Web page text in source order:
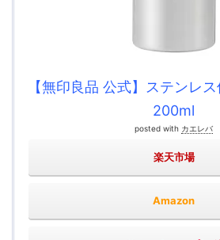
【無印良品 公式】ステンレ
200ml
posted with カエレバ
楽天市場
Amazon